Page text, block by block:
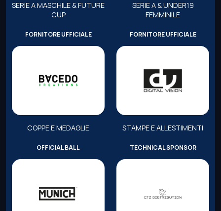
SERIE A MASCHILE & FUTURE
CUP
SERIE A & UNDER19
FEMMINILE
FORNITORE UFFICIALE
COPPE E MEDAGLIE
FORNITORE UFFICIALE
STAMPE E ALLESTIMENTI
OFFICIAL BALL TECHNICAL SPONSOR